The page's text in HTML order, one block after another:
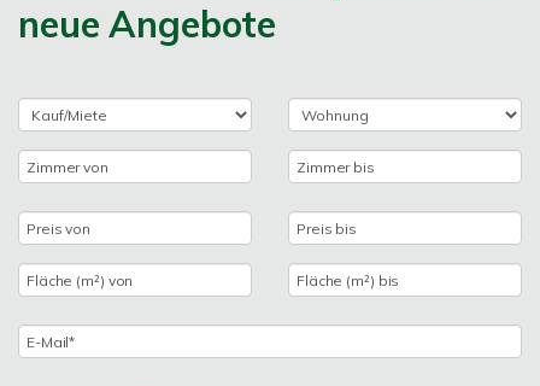
neue Angebote